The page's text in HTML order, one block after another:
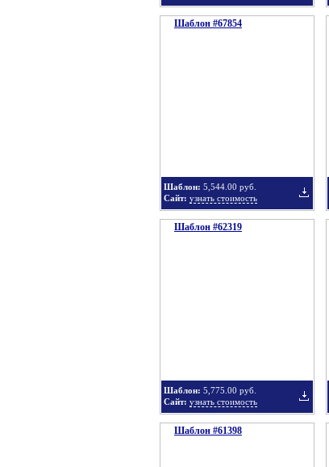
Шаблон #67854
Шаблон: 5,544.00 руб.
Сайт: узнать стоимость
Шаблон #62319
Шаблон: 5,775.00 руб.
Сайт: узнать стоимость
Шаблон #61398